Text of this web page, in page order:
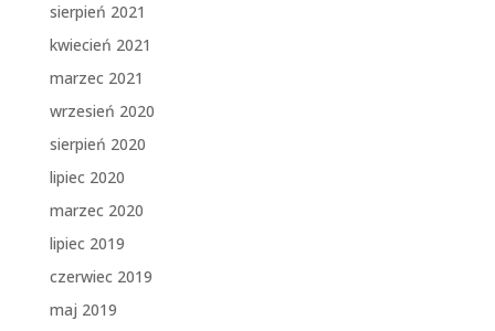
sierpień 2021
kwiecień 2021
marzec 2021
wrzesień 2020
sierpień 2020
lipiec 2020
marzec 2020
lipiec 2019
czerwiec 2019
maj 2019